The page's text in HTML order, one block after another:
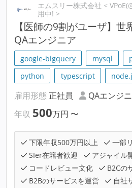
エムスリー株式会社 <
用中! >
【医師の9割がユーザ】世
QAエンジニア
google-bigquery mysql
python
typescript
雇用形態 正社員 QAエンジ
年収 500万円 〜
下限年収500万円以上
一部
SIer在籍者歓迎
アジャイル
コードレビュー文化
B2Cの
B2Bのサービスを運営
自社